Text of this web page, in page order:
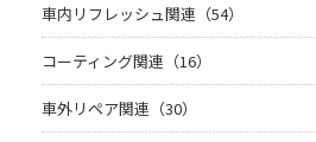
車内リフレッシュ関連（54）
コーティング関連（16）
車外リペア関連（30）